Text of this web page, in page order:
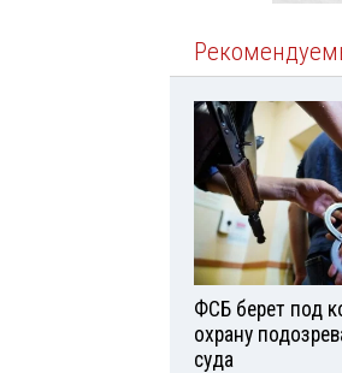
ФСБ берет под
охрану
суда